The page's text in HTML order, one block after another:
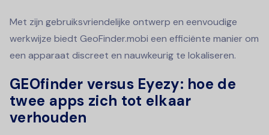
Met zijn gebruiksvriendelijke ontwerp en eenvoudige
werkwijze biedt GeoFinder.mobi een efficiënte manier om
een apparaat discreet en nauwkeurig te lokaliseren.
GEOfinder versus Eyezy: hoe de
twee apps zich tot elkaar
verhouden